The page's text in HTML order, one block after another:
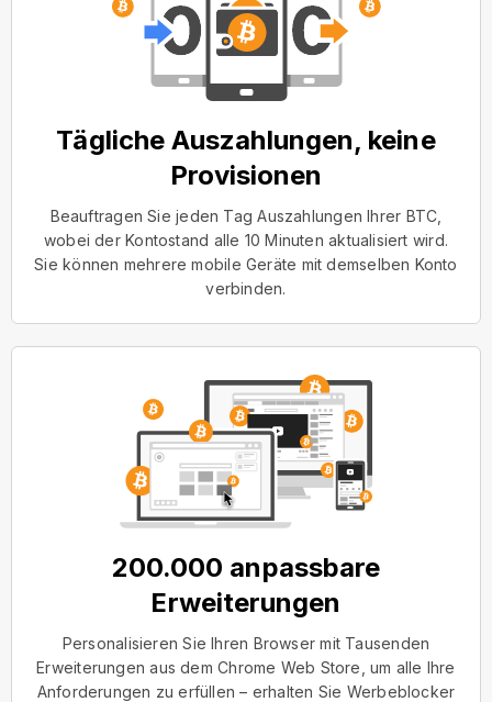
Tägliche Auszahlungen, keine
Provisionen
Beauftragen Sie jeden Tag Auszahlungen Ihrer BTC,
wobei der Kontostand alle 10 Minuten aktualisiert wird.
Sie können mehrere mobile Geräte mit demselben Konto
verbinden.
200.000 anpassbare
Erweiterungen
Personalisieren Sie Ihren Browser mit Tausenden
Erweiterungen aus dem Chrome Web Store, um alle Ihre
Anforderungen zu erfüllen – erhalten Sie Werbeblocker